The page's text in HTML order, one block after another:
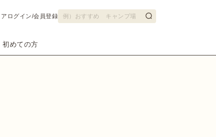
ログイン/会員登録
初めての方